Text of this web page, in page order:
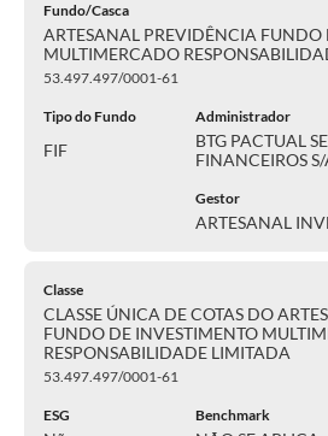
Fundo/Casca
ARTESANAL PREVIDÊNCIA FUNDO
MULTIMERCADO
53.497.497/0001-61
Tipo do Fundo
FIF
Administrador
BTG PACTUAL
FINANCEIROS
Gestor
ARTESANAL
Classe
CLASSE ÚNICA DE COTAS DO
FUNDO DE INVESTIMENTO
RESPONSABILIDADE LIMITADA
53.497.497/0001-61
ESG Benchmark